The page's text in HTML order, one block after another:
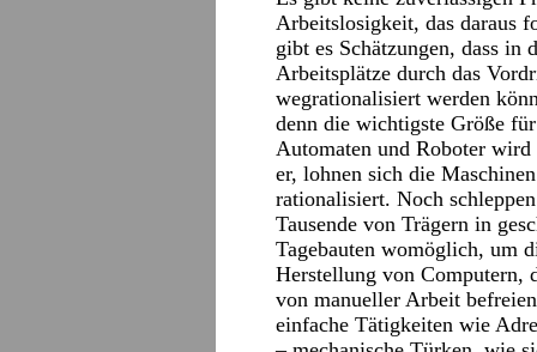
Arbeitslosigkeit, das daraus
gibt es Schätzungen, dass in
Arbeitsplätze durch das
wegrationalisiert werden
denn die wichtigste Größe
Automaten und Roboter
er, lohnen sich die
rationalisiert. Noch
Tausende von Trägern in
Tagebauten womöglich, um
Herstellung von Computern,
von manueller Arbeit
einfache Tätigkeiten wie